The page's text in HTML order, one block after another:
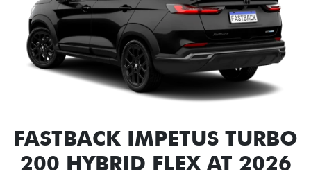
FASTBACK IMPETUS TURBO
200 HYBRID FLEX AT 2026